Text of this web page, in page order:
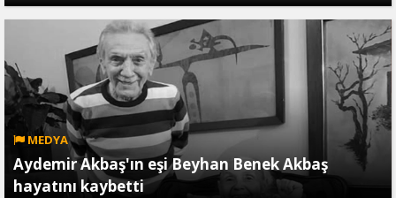
MEDYA
Aydemir Akbaş'ın eşi Beyhan Benek Akbaş
hayatını kaybetti